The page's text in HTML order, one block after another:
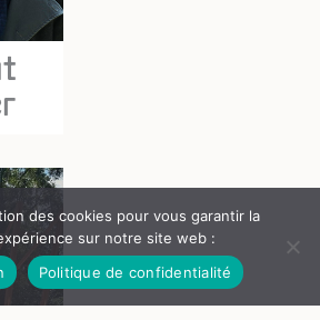
des cookies pour vous garantir la
sur notre site web :
Politique de confidentialité